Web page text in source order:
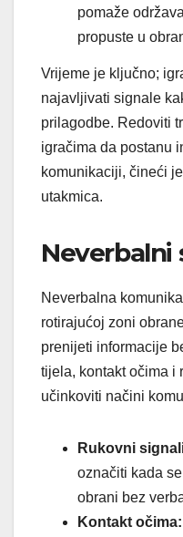
pomaže
propuste u
Vrijeme je ključno;
najavljivati signale
prilagodbe. Redoviti
igračima da postanu
komunikaciji, čineći
utakmica.
Neverbalni
Neverbalna
rotirajućoj zoni
prenijeti informacije
tijela, kontakt očima i
učinkoviti načini
Rukovni
označiti kada
obrani bez
Kontakt očima: